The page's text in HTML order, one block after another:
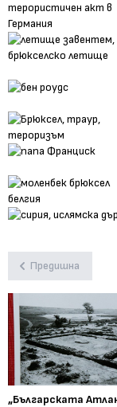
Предишна
„Българската